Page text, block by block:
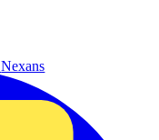
Nexans